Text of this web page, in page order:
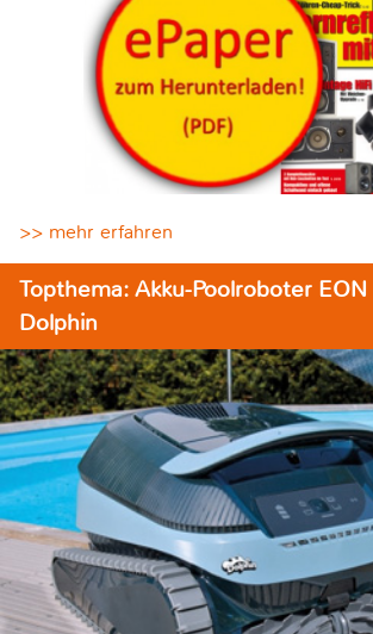
>> mehr erfahren
Topthema: Akku-Poolroboter
Dolphin